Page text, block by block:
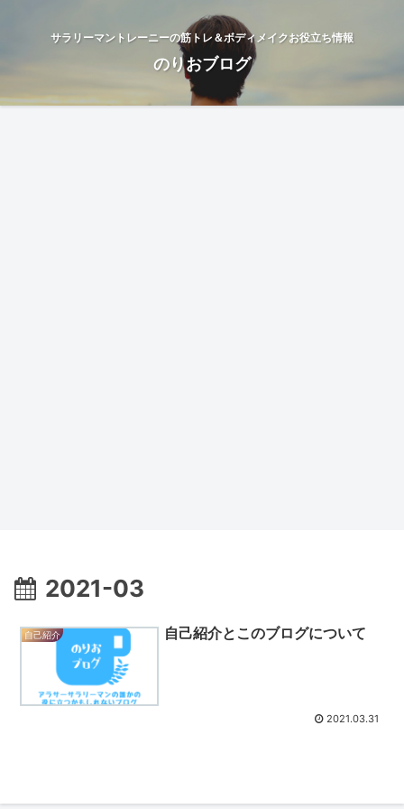
サラリーマントレーニーの筋トレ＆ボディメイクお役立ち情報
のりおブログ
2021-03
自己紹介 自己紹介とこのブログについて
2021.03.31